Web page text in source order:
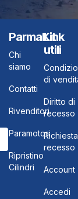
ParmaKit
Chi
siamo
Contatti
Rivenditori
Paramotori
Ripristino
Cilindri
Link
utili
di
Diritto di
recesso
Richiesta
recesso
Account
Accedi